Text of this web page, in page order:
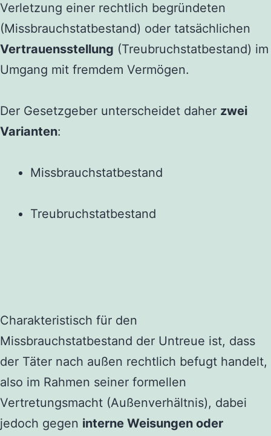
Verletzung einer rechtlich begründeten
(Missbrauchstatbestand) oder tatsächlichen
Vertrauensstellung (Treubruchstatbestand) im
Umgang mit fremdem Vermögen.
Der Gesetzgeber unterscheidet daher zwei
Varianten:
Missbrauchstatbestand
Treubruchstatbestand
Charakteristisch für den
Missbrauchstatbestand der Untreue ist, dass
der Täter nach außen rechtlich befugt handelt,
also im Rahmen seiner formellen
Vertretungsmacht (Außenverhältnis), dabei
jedoch gegen interne Weisungen oder